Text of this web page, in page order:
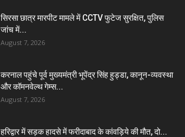
सिरसा छात्र मारपीट मामले में CCTV फुटेज सुरक्षित, पुलिस
जांच में...
August 7, 2026
करनाल पहुंचे पूर्व मुख्यमंत्री भूपेंद्र सिंह हुड्डा, कानून-व्यवस्था
और कॉमनवेल्थ गेम्स...
August 7, 2026
हरिद्वार में सड़क हादसे में फरीदाबाद के कांवड़िये की मौत, दो...